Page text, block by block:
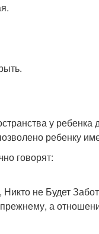
у ребенка
ребенку
говорят:
не Будет
а